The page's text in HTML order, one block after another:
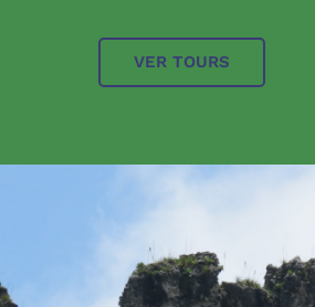
VER TOURS